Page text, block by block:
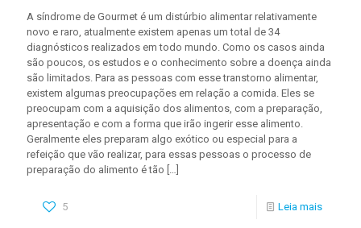
A síndrome de Gourmet é um distúrbio alimentar relativamente
novo e raro, atualmente existem apenas um total de 34
diagnósticos realizados em todo mundo. Como os casos ainda
são poucos, os estudos e o conhecimento sobre a doença ainda
são limitados. Para as pessoas com esse transtorno alimentar,
existem algumas preocupações em relação a comida. Eles se
preocupam com a aquisição dos alimentos, com a preparação,
apresentação e com a forma que irão ingerir esse alimento.
Geralmente eles preparam algo exótico ou especial para a
refeição que vão realizar, para essas pessoas o processo de
preparação do alimento é tão […]
5 Leia mais